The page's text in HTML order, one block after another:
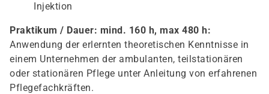
Injektion
Praktikum / Dauer: mind. 160 h, max 480 h:
Anwendung der erlernten theoretischen Kenntnisse in
einem Unternehmen der ambulanten, teilstationären
oder stationären Pflege unter Anleitung von erfahrenen
Pflegefachkräften.